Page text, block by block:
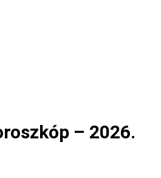
– 2026.